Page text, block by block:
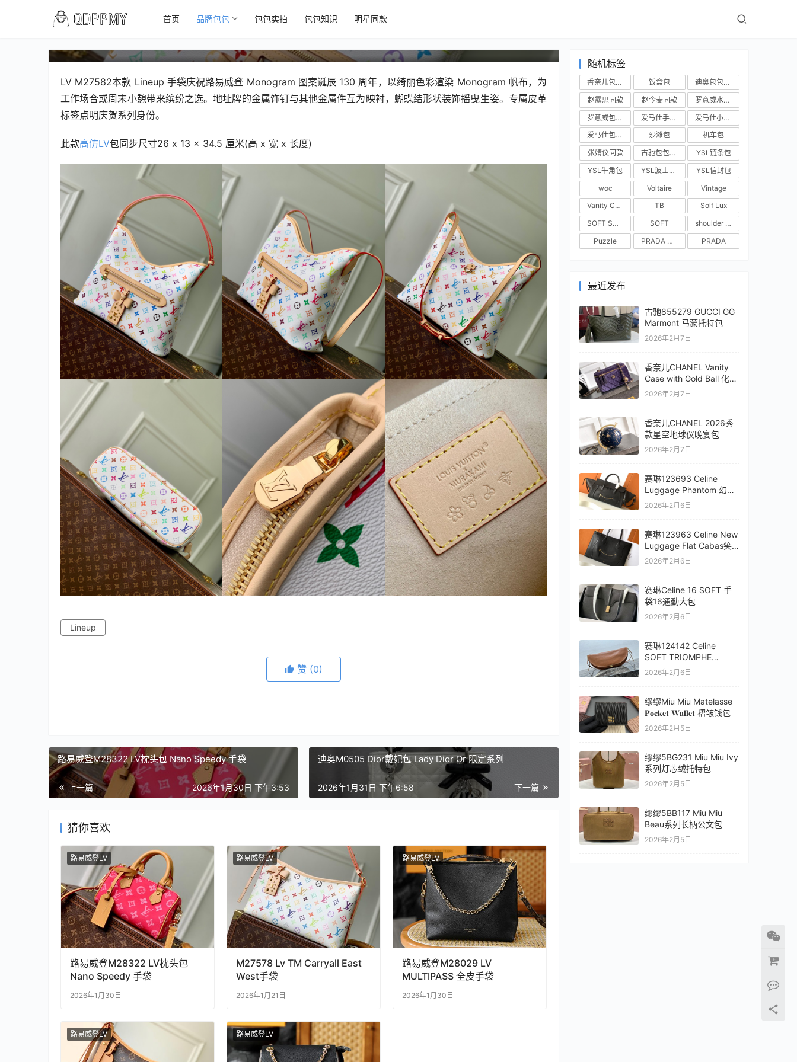
首页 品牌包包 包包实拍 包包知识 明星同款
路易威登M27582 LV大嘴拉链 Lineup 手袋
LV M27582本款 Lineup 手袋庆祝路易威登 Monogram 图案诞辰 130 周年，以绮丽色彩渲染 Monogram 帆布，为
工作场合或周末小憩带来缤纷之选。地址牌的金属饰钉与其他金属件互为映衬，蝴蝶结形状装饰摇曳生姿。专属皮革
标签点明庆贺系列身份。
此款高仿LV包同步尺寸26 x 13 x 34.5 厘米(高 x 宽 x 长度)
Lineup
赞 (0)
路易威登M28322 LV枕头包 Nano Speedy 手袋
上一篇 2026年1月30日 下午3:53
迪奥M0505 Dior戴妃包 Lady Dior Or 限定系列
下一篇
2026年1月31日 下午6:58
猜你喜欢
路易威登LV
路易威登M28322 LV枕头包
Nano Speedy 手袋
2026年1月30日
路易威登LV
M27578 Lv TM Carryall East
West手袋
2026年1月21日
路易威登LV
路易威登M28029 LV
MULTIPASS 全皮手袋
2026年1月30日
路易威登LV 路易威登LV
随机标签
香奈儿包包实拍 饭盒包
迪奥包包实拍
赵露思同款
赵今麦同款
罗意威水桶包
罗意威包包实拍
爱马仕手提包
爱马仕小房子
爱马仕包包实拍
沙滩包
机车包
张婧仪同款
古驰包包实拍
YSL链条包
YSL牛角包
YSL波士顿包
YSL信封包
woc
Voltaire
Vintage
Vanity Case
TB
Solf Lux
SOFT SHOPPER
SOFT
shoulder bag
Puzzle
PRADA BUCKLE PRADA
最近发布
古驰855279 GUCCI GG
Marmont 马蒙托特包
2026年2月7日
香奈儿CHANEL Vanity
Case with Gold Ball 化妆
盒子包
2026年2月7日
香奈儿CHANEL 2026秀
款星空地球仪晚宴包
2026年2月7日
赛琳123693 Celine
Luggage Phantom 幻影
笑脸包
2026年2月6日
赛琳123963 Celine New
Luggage Flat Cabas笑
脸托特包
2026年2月6日
赛琳Celine 16 SOFT 手
袋16通勤大包
2026年2月6日
赛琳124142 Celine
SOFT TRIOMPHE
HALFMOON 半月包
2026年2月6日
缪缪Miu Miu Matelasse
𝐏𝐨𝐜𝐤𝐞𝐭 𝐖𝐚𝐥𝐥𝐞𝐭 褶皱钱包
2026年2月5日
缪缪5BG231 Miu Miu Ivy
系列灯芯绒托特包
2026年2月5日
缪缪5BB117 Miu Miu
Beau系列长柄公文包
2026年2月5日